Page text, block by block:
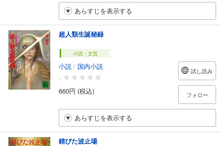
あらすじを表示する
超人類生誕秘録
小説・文芸
小説 / 国内小説
-
660円 (税込)
試し読み
フォロー
あらすじを表示する
錆びた波止場